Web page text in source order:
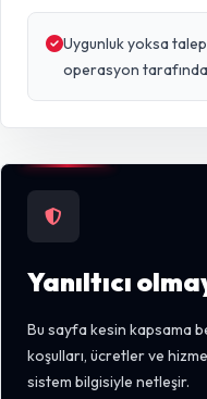
Uygunluk yoksa
operasyon
Yanıltıcı
Bu sayfa kesin kapsama
koşulları, ücretler ve
sistem bilgisiyle netleşir.